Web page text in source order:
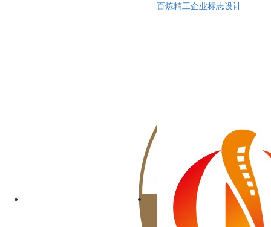
百炼精工企业标志设计